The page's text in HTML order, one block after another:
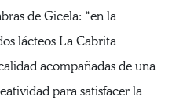
de Gicela: “en la
lácteos La Cabrita
acompañadas de una
para satisfacer la